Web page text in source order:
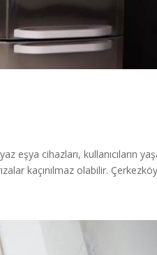
eşya cihazları, kullanıcıların
kaçınılmaz olabilir.